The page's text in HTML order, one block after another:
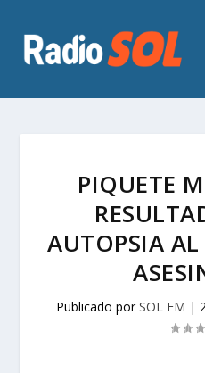
PIQUETE
AUTOPSIA
Publicado porSOL FM |